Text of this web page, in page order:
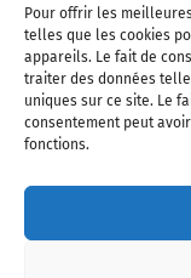
Pour offrir les
telles que les cookies
appareils. Le fait de
traiter des données
uniques sur ce site. Le
consentement peut
fonctions.
Qui sommes-
Mentions légales
CGV
l'industrie
civils, l'aéronautique de